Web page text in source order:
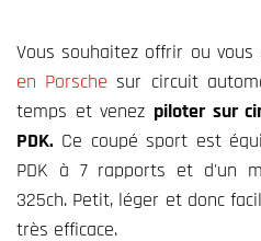
Vous souhaitez offrir ou
en Porsche sur circuit
temps et venez piloter sur
PDK. Ce coupé sport est
PDK à 7 rapports et d'un
325ch. Petit, léger et donc
très efficace.